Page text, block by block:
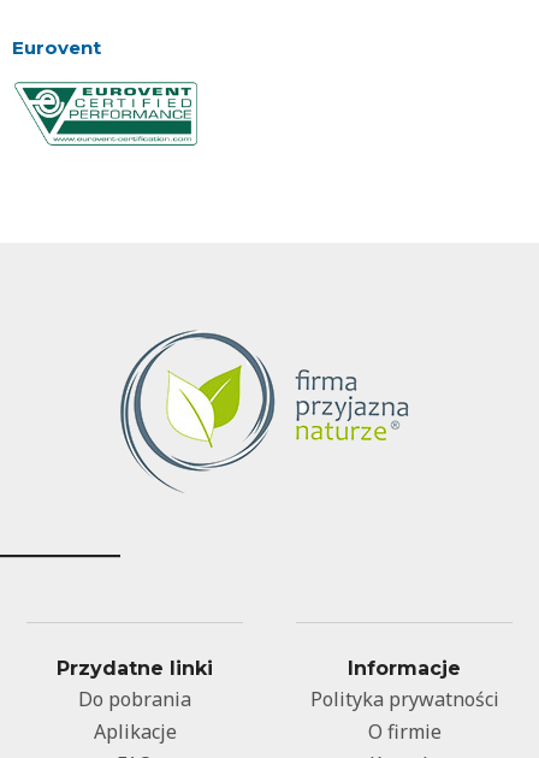
Eurovent
Przydatne linki
Do pobrania
Aplikacje
Informacje
Polityka prywatności
O firmie